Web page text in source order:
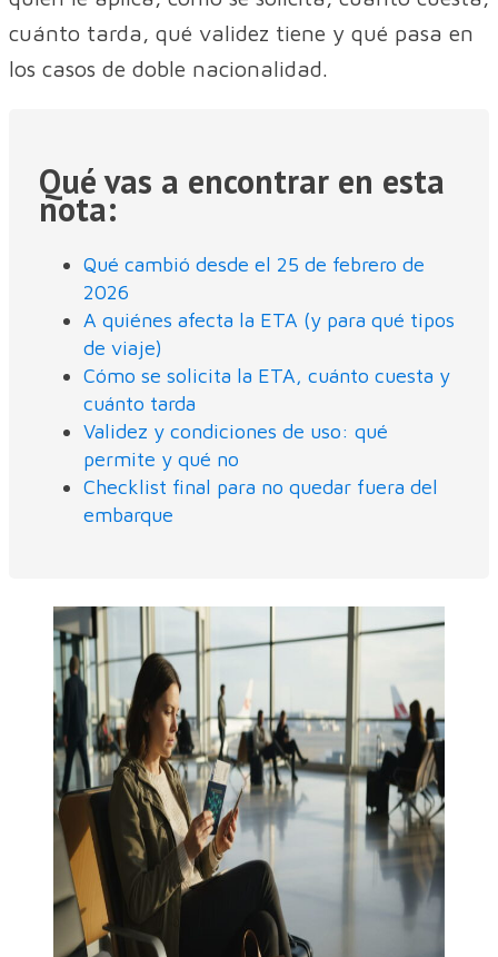
cuánto tarda, qué validez tiene y qué pasa en
los casos de doble nacionalidad.
Qué vas a encontrar en esta
nota:
Qué cambió desde el 25 de febrero de
2026
A quiénes afecta la ETA (y para qué tipos
de viaje)
Cómo se solicita la ETA, cuánto cuesta y
cuánto tarda
Validez y condiciones de uso: qué
permite y qué no
Checklist final para no quedar fuera del
embarque